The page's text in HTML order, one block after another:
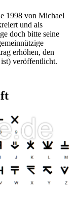
1998 von Michael
und als
doch bitte seine
erhöhen, den
veröffentlicht.